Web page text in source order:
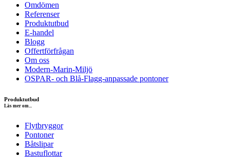
Omdömen
Referenser
Produktutbud
E-handel
Blogg
Offertförfrågan
Om oss
Modern-Marin-Miljö
OSPAR- och Blå-Flagg-anpassade pontoner
Produktutbud
Läs mer om...
Flytbryggor
Pontoner
Båtslipar
Bastuflottar